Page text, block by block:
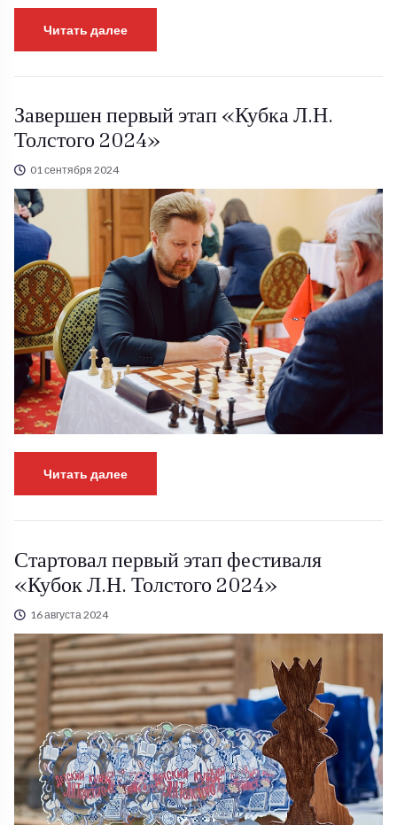
Читать далее
Завершен первый этап «Кубка Л.Н.
Толстого 2024»
01 сентября 2024
Читать далее
Стартовал первый этап фестиваля
«Кубок Л.Н. Толстого 2024»
16 августа 2024